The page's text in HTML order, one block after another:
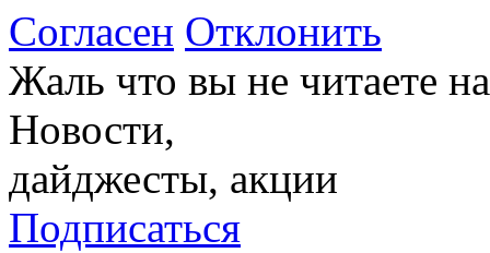
Согласен Отклонить
Жаль что вы не читаете
Новости,
дайджесты, акции
Подписаться